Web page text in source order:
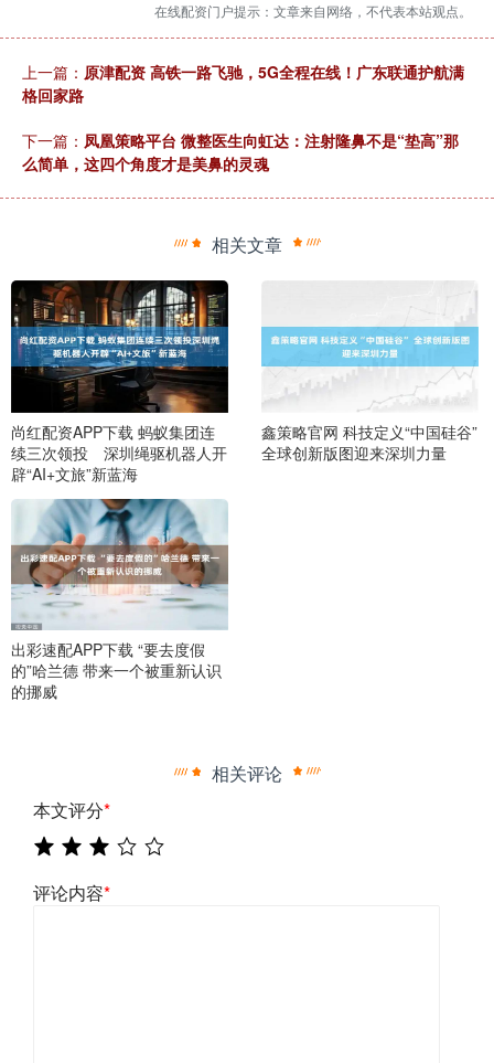
在线配资门户提示：文章来自网络，不代表本站观点。
上一篇： 原津配资 高铁一路飞驰，5G全程在线！广东联通护航满
格回家路
下一篇： 凤凰策略平台 微整医生向虹达：注射隆鼻不是“垫高”那
么简单，这四个角度才是美鼻的灵魂
相关文章
尚红配资APP下载 蚂蚁集团连
续三次领投 深圳绳驱机器人开
辟“AI+文旅”新蓝海
鑫策略官网 科技定义“中国硅谷”
全球创新版图迎来深圳力量
出彩速配APP下载 “要去度假
的”哈兰德 带来一个被重新认识
的挪威
相关评论
本文评分*
评论内容*